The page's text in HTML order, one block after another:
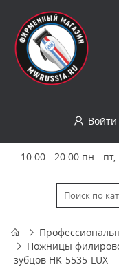
Войти
10:00 - 20:00 пн -
Ножницы
зубцов HK-5535-LUX